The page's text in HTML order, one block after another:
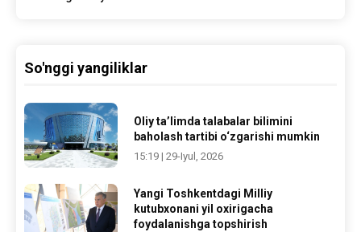
So'nggi yangiliklar
Oliy ta’limda talabalar bilimini
baholash tartibi o‘zgarishi mumkin
15:19 | 29-Iyul, 2026
Yangi Toshkentdagi Milliy
kutubxonani yil oxirigacha
foydalanishga topshirish